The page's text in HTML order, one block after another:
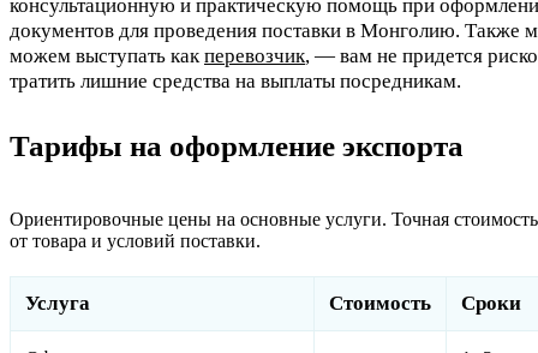
консультационную и практическую помощь при
документов для проведения поставки в Монголию. Также
можем выступать какперевозчик, — вам не придется
тратить лишние средства на выплаты посредникам.
Тарифы на оформление экспорта
Ориентировочные цены на основные услуги. Точная стоимость
от товара и условий поставки.
Услуга Стоимость Сроки